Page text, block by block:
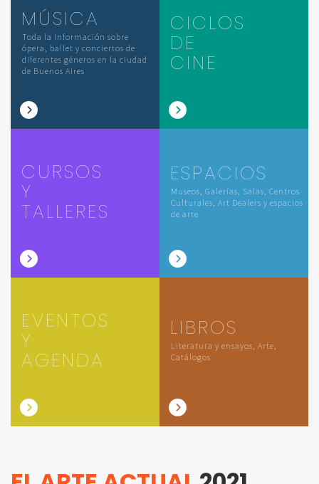
MÚSICA
Toda la información sobre
ópera, ballet y conciertos de
diferentes géneros en la ciudad
de Buenos Aires
CICLOS
DE
CINE
CURSOS
Y
TALLERES
ESPACIOS
Museos, Galerías, Salas, Centros
Culturales, Art Dealers y espacios
de arte
EVENTOS
Y
AGENDA
LIBROS
Literatura y ensayos, Arte,
Catálogos